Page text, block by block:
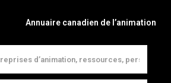
Annuaire canadien de l’animation